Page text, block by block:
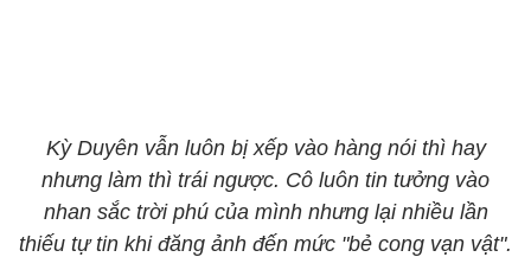
Kỳ Duyên vẫn luôn bị xếp vào hàng nói thì hay
nhưng làm thì trái ngược. Cô luôn tin tưởng vào
nhan sắc trời phú của mình nhưng lại nhiều lần
thiếu tự tin khi đăng ảnh đến mức "bẻ cong vạn vật".